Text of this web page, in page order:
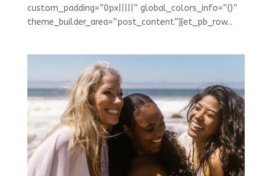
custom_padding=”0px|||||” global_colors_info=”{}”
theme_builder_area=”post_content”][et_pb_row...